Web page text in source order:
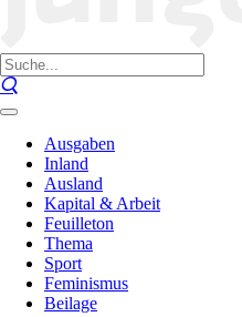
Ausgaben
Inland
Ausland
Kapital & Arbeit
Feuilleton
Thema
Sport
Feminismus
Beilage